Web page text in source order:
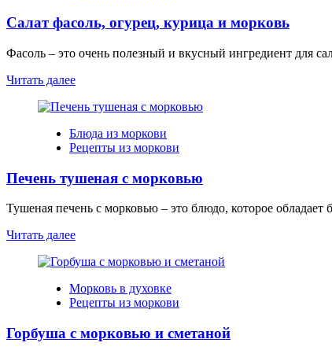
Салат фасоль, огурец, курица и морковь
Фасоль – это очень полезный и вкусный ингредиент для
Читать далее
Блюда из моркови
Рецепты из моркови
Печень тушеная с морковью
Тушеная печень с морковью – это блюдо, которое
Читать далее
Морковь в духовке
Рецепты из моркови
Горбуша с морковью и сметаной